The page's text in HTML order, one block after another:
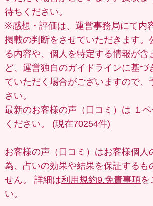
待ちください。
※感想・評価は、運営事務局にて内
掲載の判断をさせていただきます。
る内容や、個人を特定する情報が含
ど、運営独自のガイドラインに基づ
ていただく場合がございますので、
さい。
最新のお客様の声（口コミ）は １
ください。 (現在70254件)
お客様の声（口コミ）はお客様個人
為、占いの効果や結果を保証するも
せん。 詳細は利用規約9.免責事項を
い。